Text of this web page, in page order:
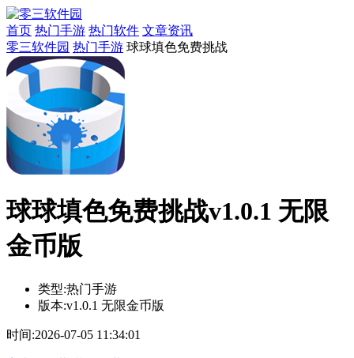
首页 热门手游 热门软件 文章资讯
零三软件园 热门手游 球球填色免费挑战
球球填色免费挑战v1.0.1 无限
金币版
类型:热门手游
版本:v1.0.1 无限金币版
时间:2026-07-05 11:34:01